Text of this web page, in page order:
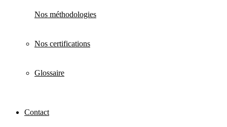
Nos méthodologies
Nos certifications
Glossaire
Contact